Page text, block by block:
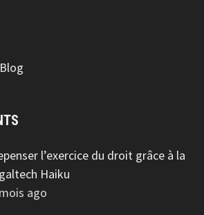
l’exercice du droit grâce à la
Haiku
ago